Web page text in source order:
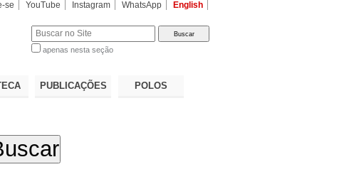
se YouTube Instagram WhatsApp English
apenas nesta seção
PUBLICAÇÕES POLOS